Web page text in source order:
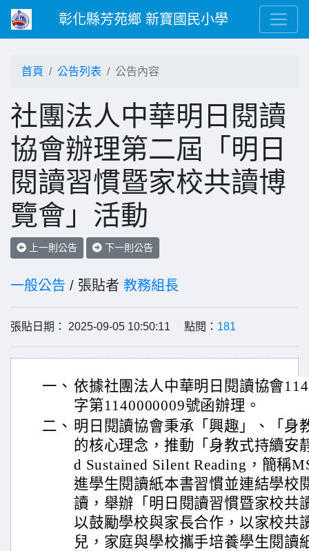
彰化縣芳苑鄉 新寶國民小學
首頁 公告列表 公告內容
社團法人中華明日閱讀
協會辦理第二屆「明日
閱讀習慣暨家校共讀博
覽會」活動
上一則公告 下一則公告
一般公告 / 張貼者 教務組長
張貼日期： 2025-09-05 10:50:11 點閱： 181
一、 依據社團法人中華明日閱讀協會
字第1140000009號函辦理。
二、 明日閱讀協會秉承「興趣」、「身
的核心理念，推動「身教式持續安
d Sustained Silent Reading，簡稱
進學生閱讀紙本書習慣並連結學校
讀，舉辦「明日閱讀習慣暨家校共
以鼓勵學校與家長合作，以家校共
兒，家庭與學校攜手培養學生閱讀